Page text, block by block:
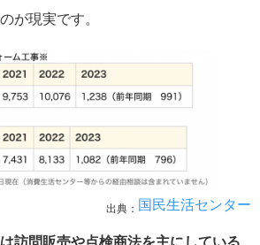
が現実です。
出典： 国民生活センター